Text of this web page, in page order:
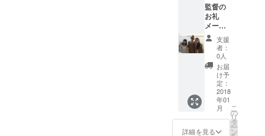
監督の
お礼
メール
監督、
好きな
主演女
優俳優
のサイ
ン エン
ドロー
ルクレ
ジット
監督の
作詞作
支援
者：
0人
お届
け予
定：
2018
年01
月
詳細を見る
こ
の
リ
タ
ー
ン